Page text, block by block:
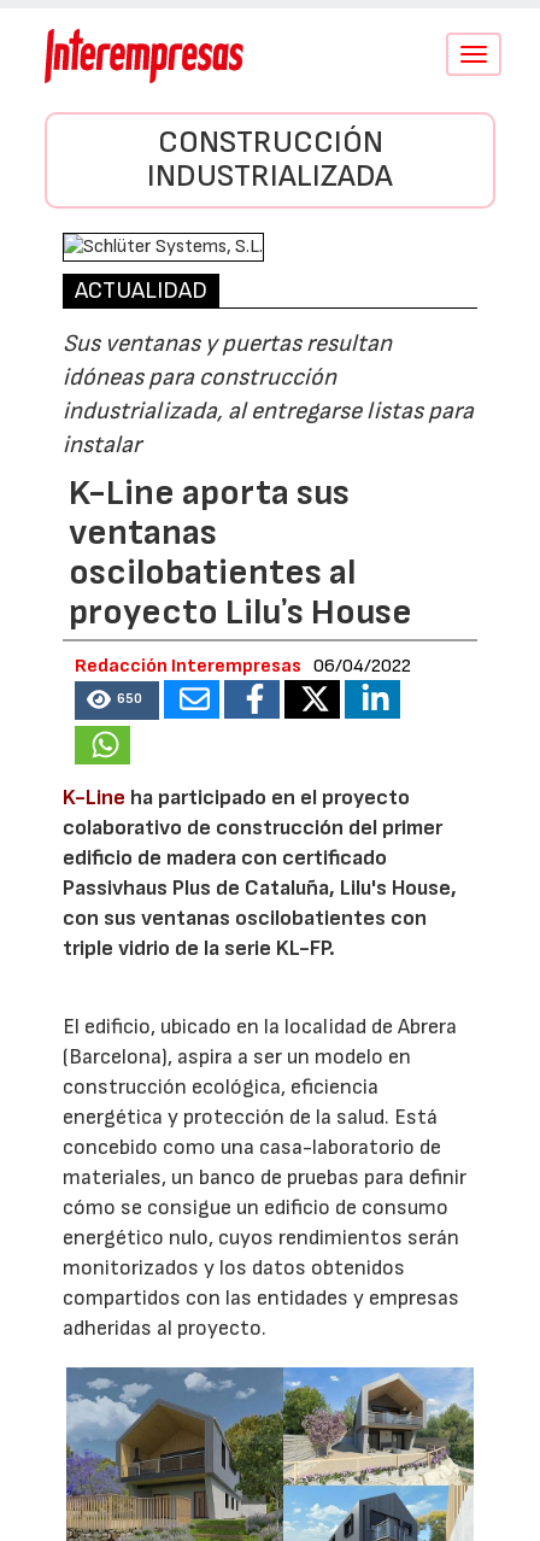
Conmutar
CONSTRUCCIÓN
INDUSTRIALIZADA
ACTUALIDAD
Sus ventanas y puertas resultan
idóneas para construcción
industrializada, al entregarse listas para
instalar
K-Line aporta sus
ventanas
oscilobatientes al
proyecto Liluʼs House
Redacción Interempresas 06/04/2022
650
K-Line ha participado en el proyecto
colaborativo de construcción del primer
edificio de madera con certificado
Passivhaus Plus de Cataluña, Lilu's House,
con sus ventanas oscilobatientes con
triple vidrio de la serie KL-FP.
El edificio, ubicado en la localidad de Abrera
(Barcelona), aspira a ser un modelo en
construcción ecológica, eficiencia
energética y protección de la salud. Está
concebido como una casa-laboratorio de
materiales, un banco de pruebas para definir
cómo se consigue un edificio de consumo
energético nulo, cuyos rendimientos serán
monitorizados y los datos obtenidos
compartidos con las entidades y empresas
adheridas al proyecto.